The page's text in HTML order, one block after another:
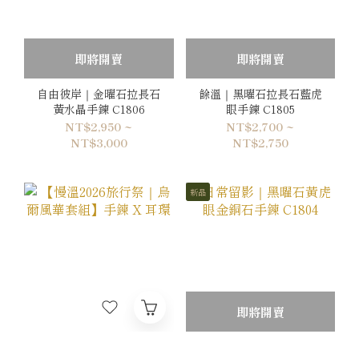
即將開賣
自由彼岸｜金曜石拉長石
黃水晶手鍊 C1806
NT$2,950 ~
NT$3,000
即將開賣
餘溫｜黑曜石拉長石藍虎
眼手鍊 C1805
NT$2,700 ~
NT$2,750
新品
即將開賣